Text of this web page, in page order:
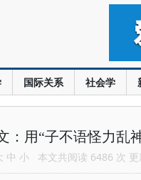
国际关系 社会学
：用“子不语怪力乱
中 小 本文共阅读 6486 次